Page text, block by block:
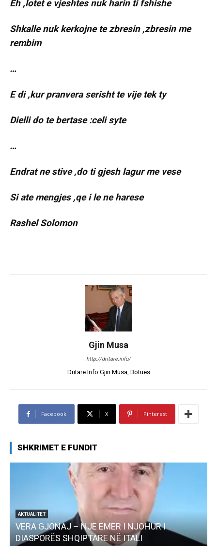
Eh ,lotet e vjeshtes nuk harin ti fshishe
Shkalle nuk kerkojne te zbresin ,zbresin me
rembim
…
E di ,kur pranvera serisht te vije tek ty
Dielli do te bertase :celi syte
…
Endrat ne stive ,do ti gjesh lagur me vese
Si ate mengjes ,qe i le ne harese
Rashel Solomon
Gjin Musa
http://dritare.info/
Dritare.Info Gjin Musa, Botues
Facebook X Pinterest
SHKRIMET E FUNDIT
AKTUALITET
Pregaditi Gjin Musa-Rome- Shtator 2025